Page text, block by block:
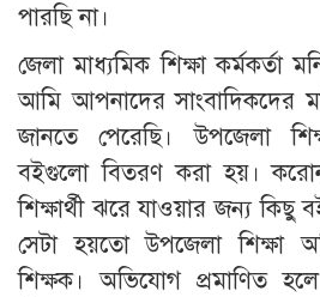
পারছি না।
জেলা মাধ্যমিক শিক্ষা কর্মকর্তা
আমি আপনাদের সাংবাদিকদের
জানতে পেরেছি। উপজেলা
বইগুলো বিতরণ করা হয়।
শিক্ষার্থী ঝরে যাওয়ার জন্য কিছু
সেটা হয়তো উপজেলা শিক্ষা
শিক্ষক। অভিযোগ প্রমাণিত